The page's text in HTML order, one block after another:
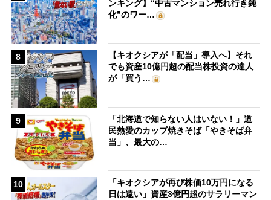
ンキング】“中古マンション売れ行き鈍
化”のワー…
8
【キオクシアが「配当」導入へ】それ
でも資産10億円超の配当株投資の達人
が「買う…
9
「北海道で知らない人はいない！」道
民熱愛のカップ焼きそば「やきそば弁
当」、最大の…
10
「キオクシアが再び株価10万円になる
日は遠い」資産3億円超のサラリーマン